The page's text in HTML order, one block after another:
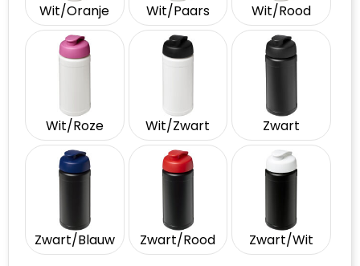
Wit/Oranje Wit/Paars Wit/Rood
Wit/Roze Wit/Zwart Zwart
Zwart/Blauw Zwart/Rood Zwart/Wit